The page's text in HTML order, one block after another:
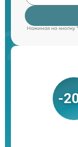
Нажимая на кнопку
-